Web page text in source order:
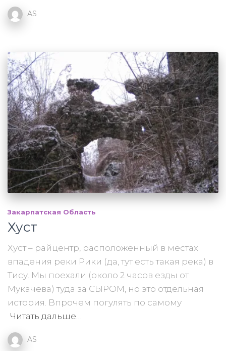
AS
Закарпатская Область
Хуст
Хуст – райцентр, расположенный в местах
впадения реки Рики (да, тут есть такая река) в
Тису. Мы поехали (около 2 часов езды от
Мукачева) туда за СЫРОМ, но это отдельная
история. Впрочем погулять по самому
Читать дальше…
AS